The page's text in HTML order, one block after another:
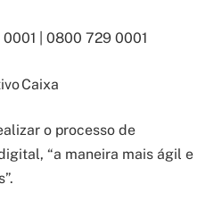
0001 | 0800 729 0001
Caixa
o processo de
“a maneira mais ágil e